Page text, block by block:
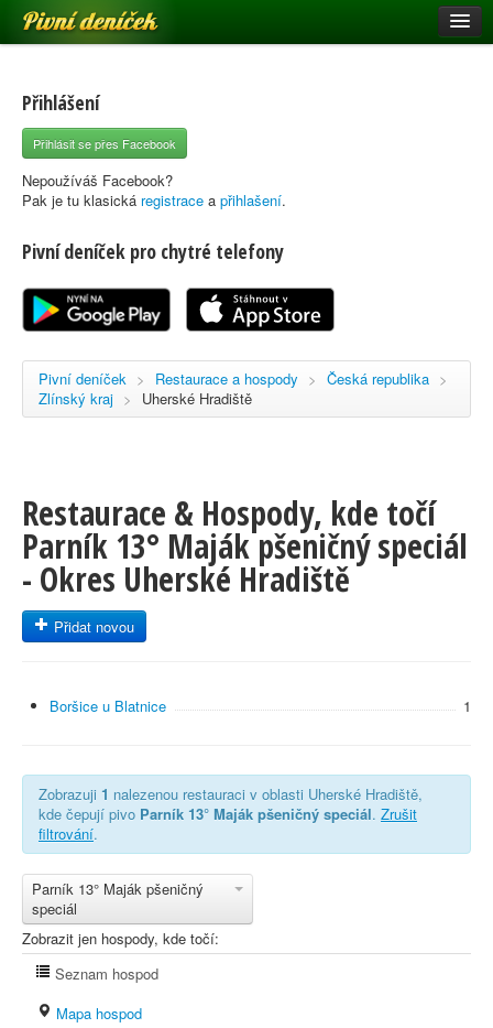
Pivní deníček
Pivní mapa
Pivní značky
Nápověda
Registrace
Přihlášení
Přihlásit se přes Facebook
Nepoužíváš Facebook?
Pak je tu klasická registrace a přihlašení.
Pivní deníček pro chytré telefony
Pivní deníček > Restaurace a hospody > Česká republika >
Zlínský kraj > Uherské Hradiště
Restaurace & Hospody, kde točí
Parník 13° Maják pšeničný speciál
- Okres Uherské Hradiště
Přidat novou
Boršice u Blatnice 1
Zobrazuji 1 nalezenou restauraci v oblasti Uherské Hradiště,
kde čepují pivo Parník 13° Maják pšeničný speciál. Zrušit
filtrování.
Parník 13° Maják pšeničný
speciál
Zobrazit jen hospody, kde točí:
Seznam hospod
Mapa hospod